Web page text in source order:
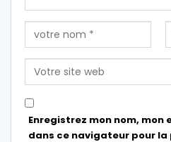
Enregistrez mon nom, mon
dans ce navigateur pour